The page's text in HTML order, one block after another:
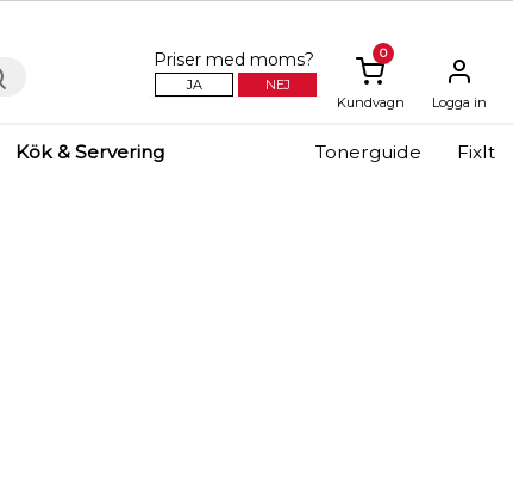
Priser med moms?
JA NEJ
0
Kundvagn Logga in
Kök & Servering Tonerguide FixIt